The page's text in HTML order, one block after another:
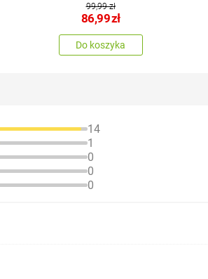
99,99 zł
86,99zł
Do koszyka
14
1
0
0
0